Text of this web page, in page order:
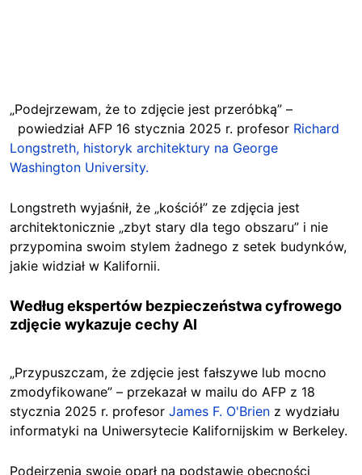
„Podejrzewam, że to zdjęcie jest przeróbką” –
powiedział AFP 16 stycznia 2025 r. profesor Richard
Longstreth, historyk architektury na George
Washington University.
Longstreth wyjaśnił, że „kościół” ze zdjęcia jest
architektonicznie „zbyt stary dla tego obszaru” i nie
przypomina swoim stylem żadnego z setek budynków,
jakie widział w Kalifornii.
Według ekspertów bezpieczeństwa cyfrowego
zdjęcie wykazuje cechy AI
„Przypuszczam, że zdjęcie jest fałszywe lub mocno
zmodyfikowane” – przekazał w mailu do AFP z 18
stycznia 2025 r. profesor James F. O'Brien z wydziału
informatyki na Uniwersytecie Kalifornijskim w Berkeley.
Podejrzenia swoje oparł na podstawie obecności